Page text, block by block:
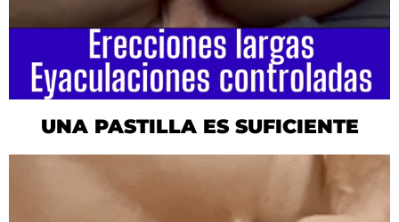
UNA PASTILLA ES SUFICIENTE